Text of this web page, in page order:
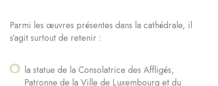
Parmi les œuvres présentes dans la cathédrale, il
s’agit surtout de retenir :
la statue de la Consolatrice des Affligés,
Patronne de la Ville de Luxembourg et du